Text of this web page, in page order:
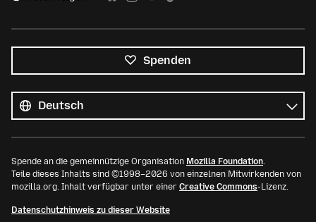
Spenden
Sprachen
Sprache
Spende an die gemeinnützige Organisation Mozilla Foundation
Teile dieses Inhalts sind ©1998–2026 von einzelnen Mitwirkenden von
mozilla.org. Inhalt verfügbar unter einer Creative Commons-Lizenz.
Datenschutzhinweis zu dieser Website